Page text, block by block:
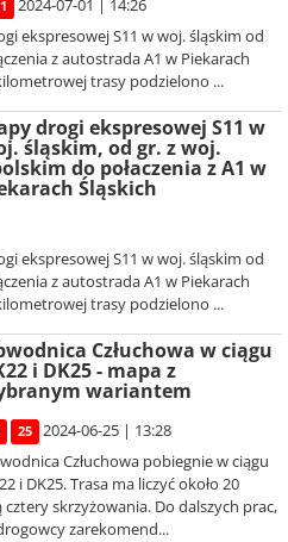
2024-07-01 | 14:26
ekspresowej S11 w woj. śląskim od
z autostrada A1 w Piekarach
trasy podzielono ...
drogi ekspresowej S11 w
śląskim, od gr. z woj.
do połaczenia z A1 w
Śląskich
ekspresowej S11 w woj. śląskim od
z autostrada A1 w Piekarach
trasy podzielono ...
Człuchowa w ciągu
i DK25 - mapa z
wariantem
25
2024-06-25 | 13:28
Człuchowa pobiegnie w ciągu
i DK25. Trasa ma liczyć około 20
skrzyżowania. Do dalszych prac,
zarekomend...